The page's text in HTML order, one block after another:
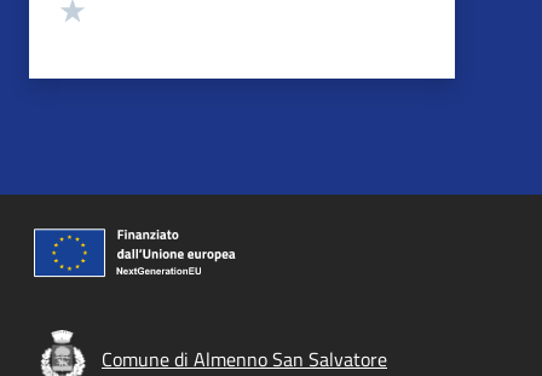
Comune di Almenno San Salvatore